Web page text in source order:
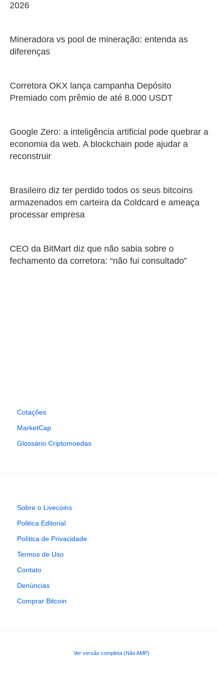
2026
Mineradora vs pool de mineração: entenda as
diferenças
Corretora OKX lança campanha Depósito
Premiado com prêmio de até 8.000 USDT
Google Zero: a inteligência artificial pode quebrar a
economia da web. A blockchain pode ajudar a
reconstruir
Brasileiro diz ter perdido todos os seus bitcoins
armazenados em carteira da Coldcard e ameaça
processar empresa
CEO da BitMart diz que não sabia sobre o
fechamento da corretora: “não fui consultado”
Cotações
MarketCap
Glossário Criptomoedas
Sobre o Livecoins
Politica Editorial
Política de Privacidade
Termos de Uso
Contato
Denúncias
Comprar Bitcoin
Ver versão completa (Não AMP)